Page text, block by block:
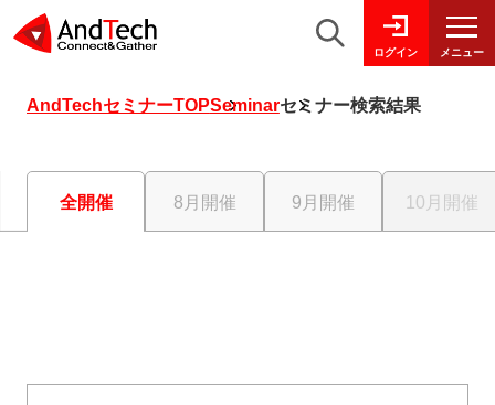
ログイン メニュー
AndTechセミナーTOPSeminarセミナー検索結果
全開催 8月開催 9月開催 10月開催